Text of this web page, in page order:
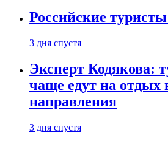
Российские
3 дня спустя
Эксперт Кодякова:
чаще едут на отдых
направления
3 дня спустя